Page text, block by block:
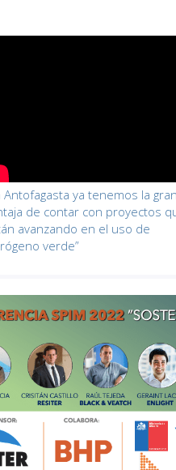
Antofagasta ya tenemos la gran
de contar con proyectos
avanzando en el uso de
verde”